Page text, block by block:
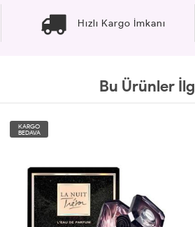
Hızlı Kargo İmkanı
Bu Ürünler
KARGO
BEDAVA